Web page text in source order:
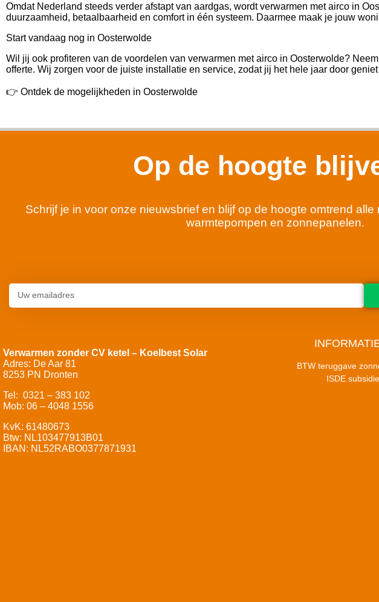
Omdat Nederland steeds verder afstapt van aardgas, wordt verwarmen met airco in
duurzaamheid, betaalbaarheid en comfort in één systeem. Daarmee maak je jouw
Start vandaag nog in Oosterwolde
Wil jij ook profiteren van de voordelen van verwarmen met airco in Oosterwolde?
offerte. Wij zorgen voor de juiste installatie en service, zodat jij het hele jaar door
👉 Ontdek de mogelijkheden in Oosterwolde
Op de hoogte
Schrijf je in voor onze nieuwsbrief en blijf op de hoogte omtrend
warmtepompen en zonnepanelen.
Verwarmen zonder CV ketel – Koelbest Solar
Adres: De Aar 81
8253 PN Dronten
Tel: 0321 – 383 102
Mob: 06 – 4048 1556
KvK: 61480673
Btw: NL103477913B01
IBAN: NL52RABO0377871931
BTW teruggave
ISDE